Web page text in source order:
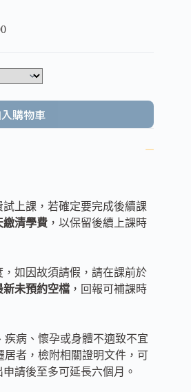
購物車
上課，若確定要完成後續課
繳清學費 ，以保留後續上課時
如因故須請假，請在課前於
新未預約空檔 ，回報可補課時
疾病、懷孕或身體不適致不宜
居者，檢附相關證明文件，可
請後至多可延長六個月。